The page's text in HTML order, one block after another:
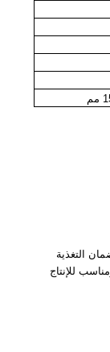
التغذية
للإنتاج